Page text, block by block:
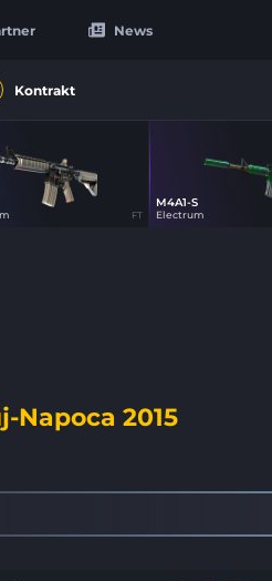
News
Kontrakt
FT
M4A1-S
Electrum
Napoca 2015